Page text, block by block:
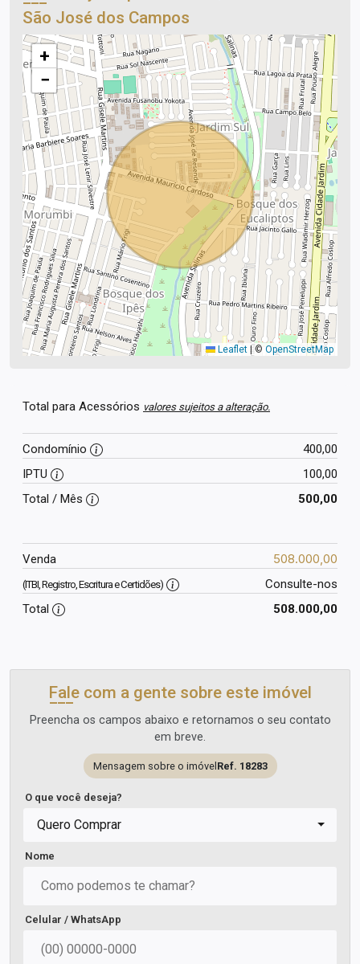
São José dos Campos
+
−
Leaflet |© OpenStreetMap
Total para Acessórios valores sujeitos a alteração.
Condomínio
400,00
IPTU
100,00
Total / Mês
500,00
Venda 508.000,00
(ITBI, Registro, Escritura e Certidões)
Consulte-nos
Total
508.000,00
Fale com a gente sobre este imóvel
Preencha os campos abaixo e retornamos o seu contato
em breve.
Mensagem sobre o imóvel Ref. 18283
O que você deseja?
Quero Comprar
Nome
Celular / WhatsApp